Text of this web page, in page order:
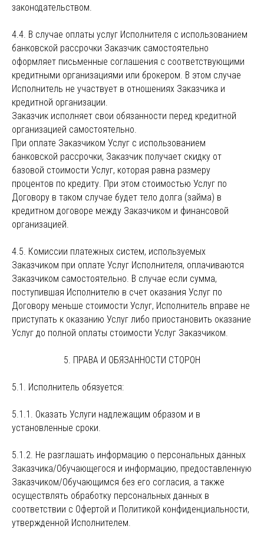
законодательством.
4.4. В случае оплаты услуг Исполнителя с использованием
банковской рассрочки Заказчик самостоятельно
оформляет письменные соглашения с соответствующими
кредитными организациями или брокером. В этом случае
Исполнитель не участвует в отношениях Заказчика и
кредитной организации.
Заказчик исполняет свои обязанности перед кредитной
организацией самостоятельно.
При оплате Заказчиком Услуг с использованием
банковской рассрочки, Заказчик получает скидку от
базовой стоимости Услуг, которая равна размеру
процентов по кредиту. При этом стоимостью Услуг по
Договору в таком случае будет тело долга (займа) в
кредитном договоре между Заказчиком и финансовой
организацией.
4.5. Комиссии платежных систем, используемых
Заказчиком при оплате Услуг Исполнителя, оплачиваются
Заказчиком самостоятельно. В случае если сумма,
поступившая Исполнителю в счет оказания Услуг по
Договору меньше стоимости Услуг, Исполнитель вправе не
приступать к оказанию Услуг либо приостановить оказание
Услуг до полной оплаты стоимости Услуг Заказчиком.
5. ПРАВА И ОБЯЗАННОСТИ СТОРОН
5.1. Исполнитель обязуется:
5.1.1. Оказать Услуги надлежащим образом и в
установленные сроки.
5.1.2. Не разглашать информацию о персональных данных
Заказчика/Обучающегося и информацию, предоставленную
Заказчиком/Обучающимся без его согласия, а также
осуществлять обработку персональных данных в
соответствии с Офертой и Политикой конфиденциальности,
утвержденной Исполнителем.